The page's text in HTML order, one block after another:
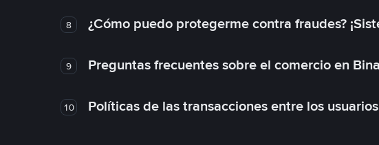
8 ¿Cómo puedo protegerme contra fraudes?
9 Preguntas frecuentes sobre el comercio en
10 Políticas de las transacciones entre los